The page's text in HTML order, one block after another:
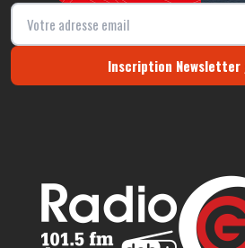
Inscription